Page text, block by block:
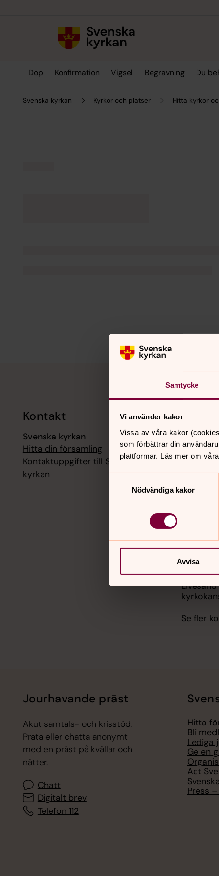
Samtycke
Vi använder kakor
Vissa av våra kakor
som förbättrar din
plattformar. Läs mer om
Nödvändiga kakor
Avvisa
Dop Konfirmation Vigsel Begravning Du
Svenska kyrkan Kyrkor och platser Hitta kyrkor
Kontakt
Svenska kyrkan
Hitta din församling
Kontaktuppgifter till Svenska
kyrkan
11 augusti
1
Se fler
Jourhavande präst
Akut samtals- och krisstöd.
Prata eller chatta anonymt
med en präst på kvällar och
nätter.
Chatt
Digitalt brev
Telefon 112
Hitta
Bli
Lediga
Ge en
Act
Press